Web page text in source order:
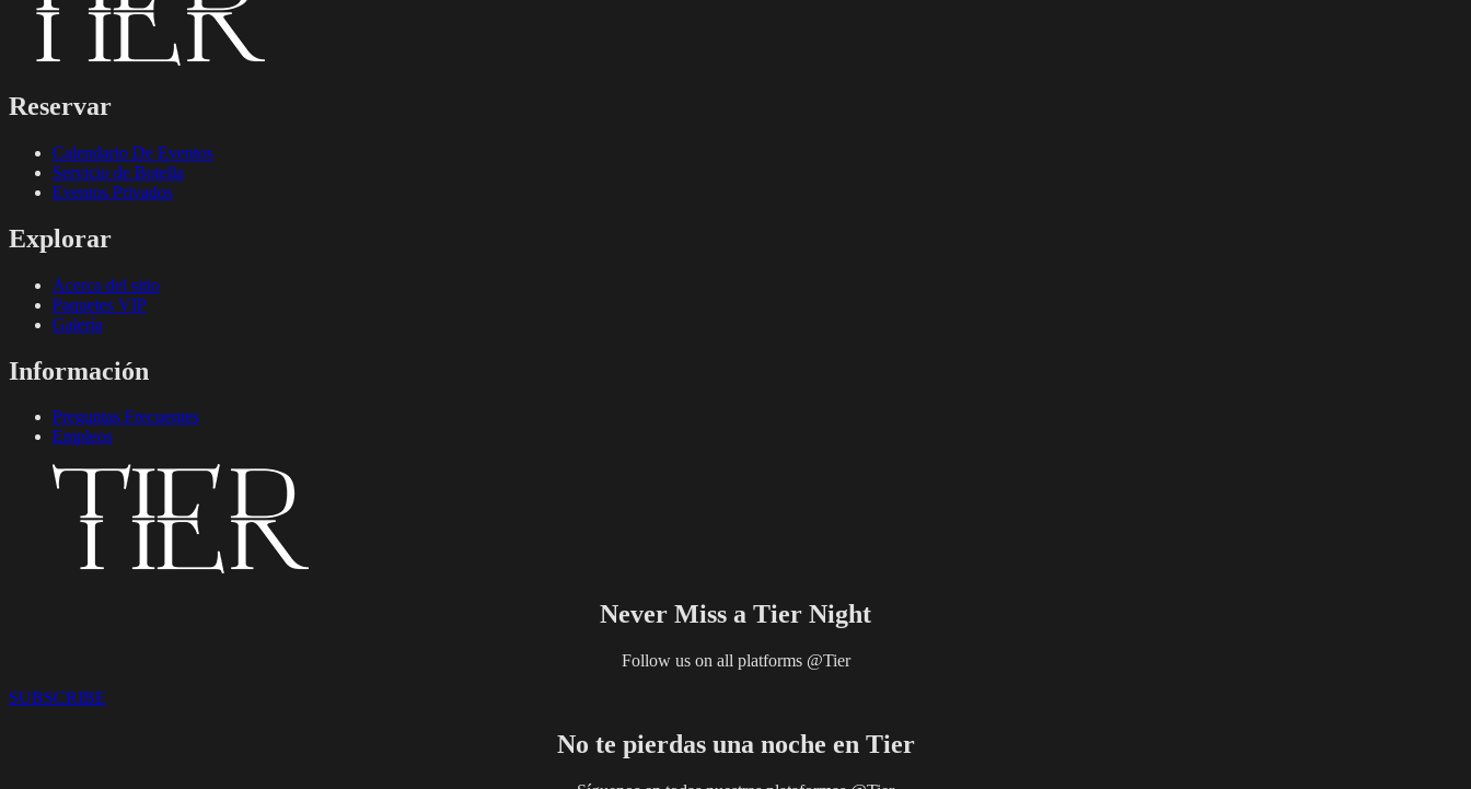
Reservar
Calendario De Eventos
Servicio de Botella
Eventos Privados
Explorar
Acerca del sitio
Paquetes VIP
Galería
Información
Preguntas Frecuentes
Empleos
Never Miss a Tier Night
Follow us on all platforms @Tier
SUBSCRIBE
No te pierdas una noche en Tier